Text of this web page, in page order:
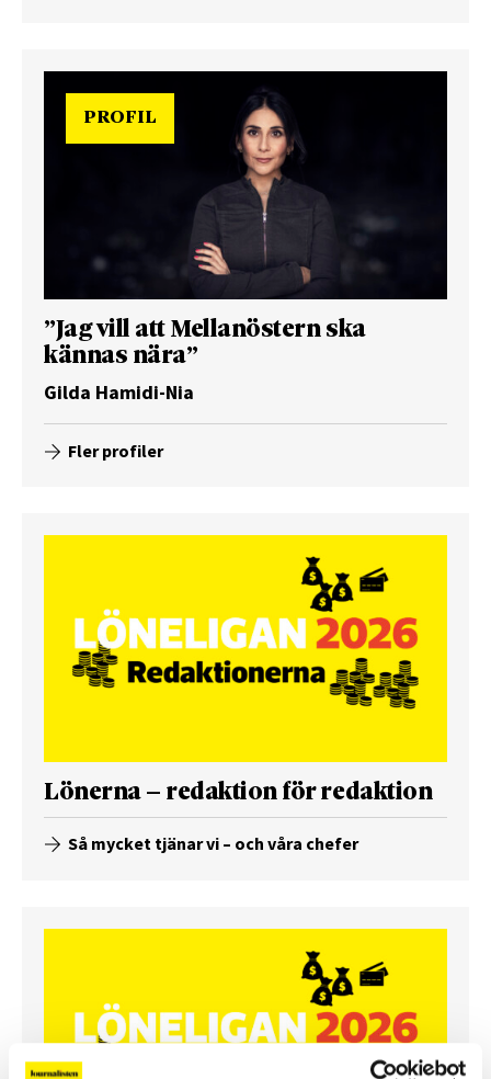
PROFIL
”Jag vill att Mellanöstern ska
kännas nära”
Gilda Hamidi-Nia
Fler profiler
Lönerna – redaktion för redaktion
Så mycket tjänar vi – och våra chefer